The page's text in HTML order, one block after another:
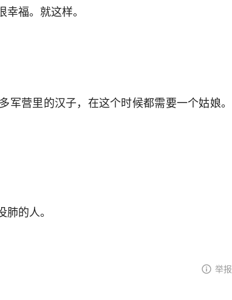
福。就这样。
军营里的汉子，在这个时候都需要一个姑娘。
的人。
举报